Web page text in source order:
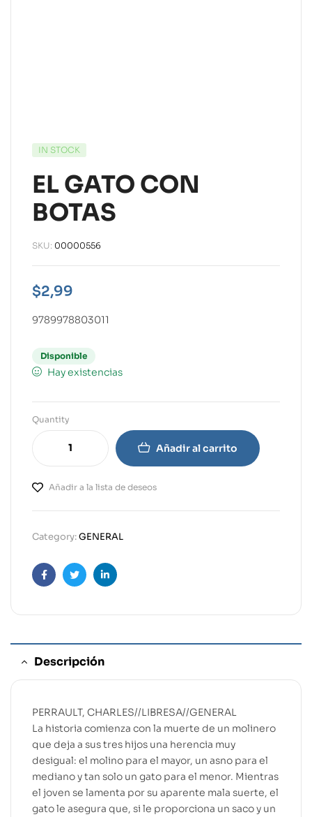
IN STOCK
EL GATO CON
BOTAS
SKU: 00000556
$2,99
9789978803011
Disponible
Hay existencias
Quantity
Añadir al carrito
Añadir a la lista de deseos
Category:GENERAL
FacebookTwitterLinkedin
Descripción
PERRAULT, CHARLES//LIBRESA//GENERAL
La historia comienza con la muerte de un molinero
que deja a sus tres hijos una herencia muy
desigual: el molino para el mayor, un asno para el
mediano y tan solo un gato para el menor. Mientras
el joven se lamenta por su aparente mala suerte, el
gato le asegura que, si le proporciona un saco y un